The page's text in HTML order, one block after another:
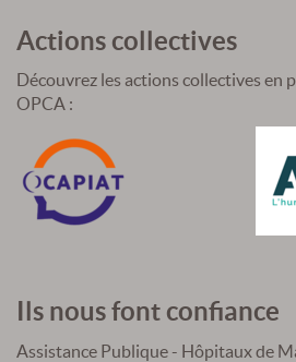
Actions collectives
Découvrez les actions collectives en
OPCA :
Ils nous font confiance
Assistance Publique - Hôpitaux de